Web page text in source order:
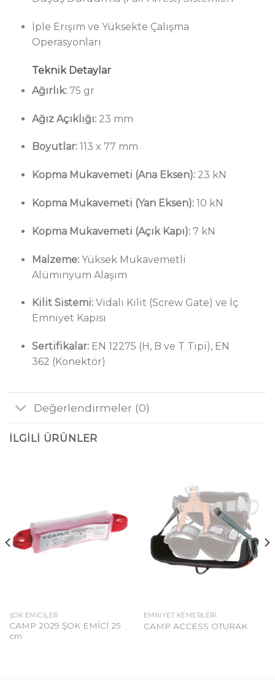
İple Erişim ve Yüksekte Çalışma
Operasyonları
Teknik Detaylar
Ağırlık:75 gr
Ağız Açıklığı:23 mm
Boyutlar:113 x 77 mm
Kopma Mukavemeti (Ana Eksen):23 kN
Kopma Mukavemeti (Yan Eksen):10 kN
Kopma Mukavemeti (Açık Kapı):7 kN
Malzeme:Yüksek Mukavemetli
Alüminyum Alaşım
Kilit Sistemi:Vidalı Kilit (Screw Gate) ve İç
Emniyet Kapısı
Sertifikalar:EN 12275 (H, B ve T Tipi), EN
362 (Konektör)
Değerlendirmeler (0)
İLGILI ÜRÜNLER
ŞOK EMICILER
CAMP 2029 ŞOK EMİCİ 25
cm
EMNIYET KEMERLERI
CAMP ACCESS OTURAK